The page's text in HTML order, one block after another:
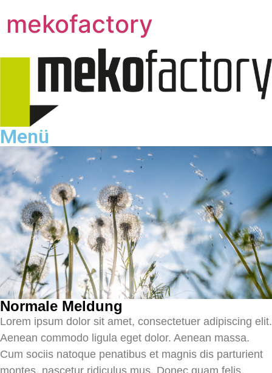
mekofactory
Menü
Normale Meldung
Lorem ipsum dolor sit amet, consectetuer adipiscing elit.
Aenean commodo ligula eget dolor. Aenean massa.
Cum sociis natoque penatibus et magnis dis parturient
montes, nascetur ridiculus mus. Donec quam felis,